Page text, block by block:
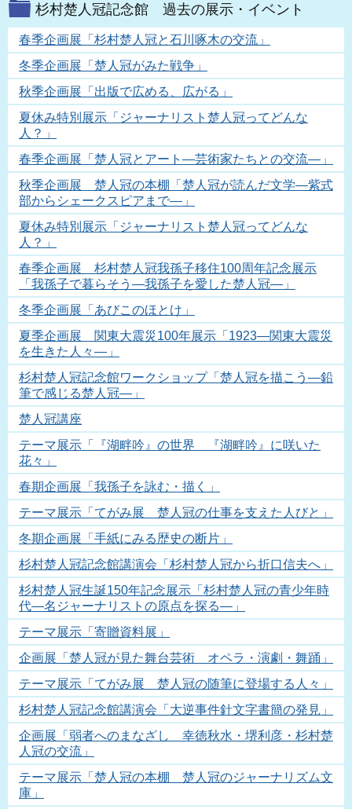
杉村楚人冠記念館 過去の展示・イベント
春季企画展「杉村楚人冠と石川啄木の交流」
冬季企画展「楚人冠がみた戦争」
秋季企画展「出版で広める、広がる」
夏休み特別展示「ジャーナリスト楚人冠ってどんな
人？」
春季企画展「楚人冠とアート―芸術家たちとの交流―」
秋季企画展 楚人冠の本棚「楚人冠が読んだ文学―紫式
部からシェークスピアまで―」
夏休み特別展示「ジャーナリスト楚人冠ってどんな
人？」
春季企画展 杉村楚人冠我孫子移住100周年記念展示
「我孫子で暮らそう―我孫子を愛した楚人冠―」
冬季企画展「あびこのほとけ」
夏季企画展 関東大震災100年展示「1923―関東大震災
を生きた人々―」
杉村楚人冠記念館ワークショップ「楚人冠を描こう―鉛
筆で感じる楚人冠―」
楚人冠講座
テーマ展示「『湖畔吟』の世界 『湖畔吟』に咲いた
花々」
春期企画展「我孫子を詠む・描く」
テーマ展示「てがみ展 楚人冠の仕事を支えた人びと」
冬期企画展「手紙にみる歴史の断片」
杉村楚人冠記念館講演会「杉村楚人冠から折口信夫へ」
杉村楚人冠生誕150年記念展示「杉村楚人冠の青少年時
代―名ジャーナリストの原点を探る―」
テーマ展示「寄贈資料展」
企画展「楚人冠が見た舞台芸術 オペラ・演劇・舞踊」
テーマ展示「てがみ展 楚人冠の随筆に登場する人々」
杉村楚人冠記念館講演会「大逆事件針文字書簡の発見」
企画展「弱者へのまなざし 幸徳秋水・堺利彦・杉村楚
人冠の交流」
テーマ展示「楚人冠の本棚 楚人冠のジャーナリズム文
庫」